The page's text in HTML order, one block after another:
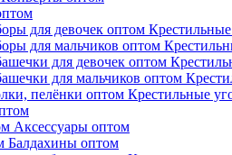
Крестильные
Аксессуары оптом
Балдахины оптом